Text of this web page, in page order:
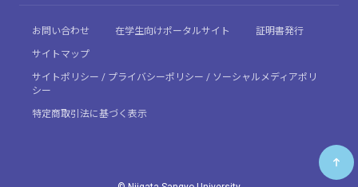
お問い合わせ 在学生向けポータルサイト 証明書発行
サイトマップ
サイトポリシー / プライバシーポリシー / ソーシャルメディアポリ
シー
特定商取引法に基づく表示